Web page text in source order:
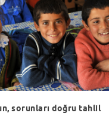
sorunları doğru tahlil